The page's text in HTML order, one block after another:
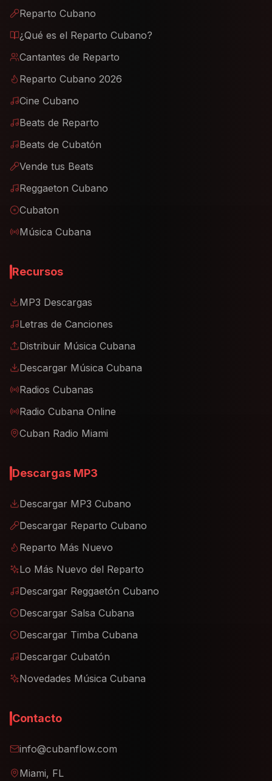
Reparto Cubano
¿Qué es el Reparto Cubano?
Cantantes de Reparto
Reparto Cubano 2026
Cine Cubano
Beats de Reparto
Beats de Cubatón
Vende tus Beats
Reggaeton Cubano
Cubaton
Música Cubana
Recursos
MP3 Descargas
Letras de Canciones
Distribuir Música Cubana
Descargar Música Cubana
Radios Cubanas
Radio Cubana Online
Cuban Radio Miami
Descargas MP3
Descargar MP3 Cubano
Descargar Reparto Cubano
Reparto Más Nuevo
Lo Más Nuevo del Reparto
Descargar Reggaetón Cubano
Descargar Salsa Cubana
Descargar Timba Cubana
Descargar Cubatón
Novedades Música Cubana
Contacto
info@cubanflow.com
Miami, FL